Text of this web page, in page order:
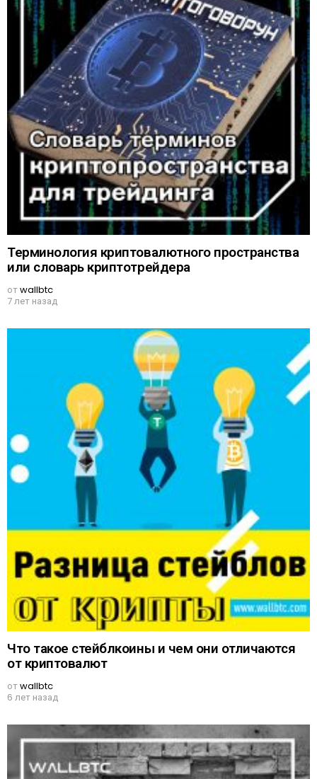
Терминология криптовалютного пространства
или словарь криптотрейдера
отwallbtc
7 лет назад
Что такое стейблкоины и чем они отличаются
от криптовалют
отwallbtc
6 лет назад